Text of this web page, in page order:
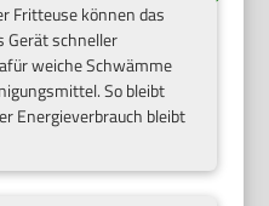
Fritteuse können das
Gerät schneller
weiche Schwämme
So bleibt
Energieverbrauch bleibt